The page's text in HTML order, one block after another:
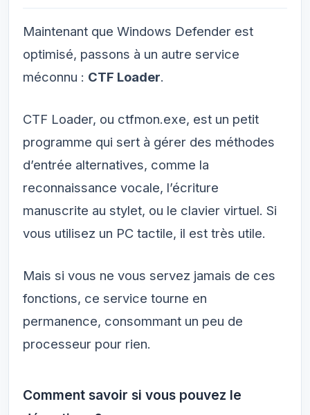
Maintenant que Windows Defender est
optimisé, passons à un autre service
méconnu : CTF Loader.
CTF Loader, ou ctfmon.exe, est un petit
programme qui sert à gérer des méthodes
d’entrée alternatives, comme la
reconnaissance vocale, l’écriture
manuscrite au stylet, ou le clavier virtuel. Si
vous utilisez un PC tactile, il est très utile.
Mais si vous ne vous servez jamais de ces
fonctions, ce service tourne en
permanence, consommant un peu de
processeur pour rien.
Comment savoir si vous pouvez le